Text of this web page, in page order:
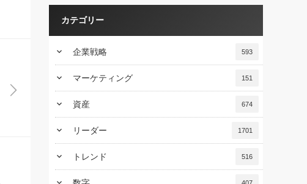
カテゴリー
keyboard_arrow_down 企業戦略 593
keyboard_arrow_down マーケティング 151
keyboard_arrow_down 資産 674
keyboard_arrow_down リーダー 1701
keyboard_arrow_down トレンド 516